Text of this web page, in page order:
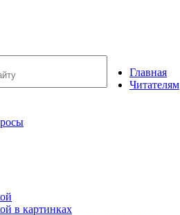
Главная
Читателям
в картинках